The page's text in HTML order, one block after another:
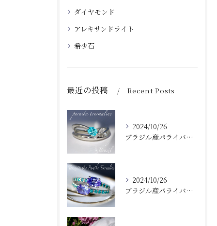
ダイヤモンド
アレキサンドライト
希少石
最近の投稿 Recent Posts
2024/10/26
ブラジル産パライバトルマリンダイヤモンドリング✨MONAコレクション
2024/10/26
ブラジル産パライバトルマリンタンザナイトレア✨MONAコレクション